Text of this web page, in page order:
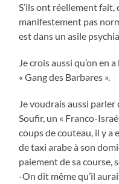
S’ils ont réellement fait,
manifestement pas
est dans un asile
Je crois aussi qu’on en
« Gang des Barbares ».
Je voudrais aussi
Soufir, un « Franco-
coups de couteau, il y a
de taxi arabe à son
paiement de sa course,
-On dit même qu’il